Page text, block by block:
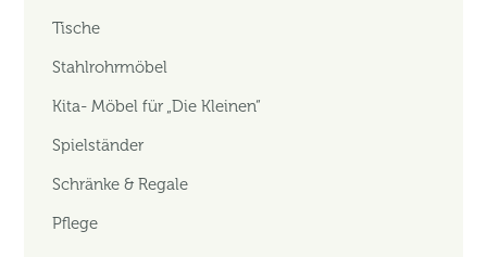
Tische
Stahlrohrmöbel
Kita- Möbel für „Die Kleinen“
Spielständer
Schränke & Regale
Pflege